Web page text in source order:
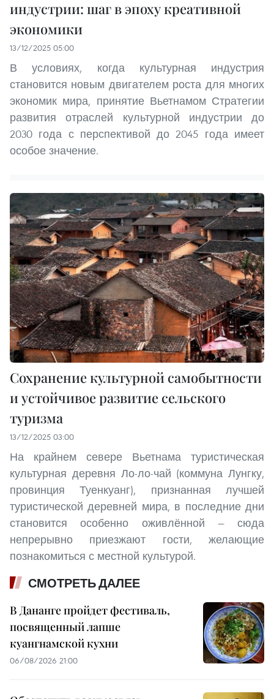
индустрии: шаг в эпоху креативной
экономики
13/12/2025 05:00
В условиях, когда культурная индустрия
становится новым двигателем роста для многих
экономик мира, принятие Вьетнамом Стратегии
развития отраслей культурной индустрии до
2030 года с перспективой до 2045 года имеет
особое значение.
Сохранение культурной самобытности
и устойчивое развитие сельского
туризма
13/12/2025 03:00
На крайнем севере Вьетнама туристическая
культурная деревня Ло-ло-чай (коммуна Лунгку,
провинция Туенкуанг), признанная лучшей
туристической деревней мира, в последние дни
становится особенно оживлённой — сюда
непрерывно приезжают гости, желающие
познакомиться с местной культурой.
СМОТРЕТЬ ДАЛЕЕ
В Дананге пройдет фестиваль,
посвященный лапше
куангнамской кухни
06/08/2026 21:00